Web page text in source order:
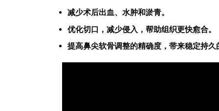
减少术后出血、水肿和淤青。
优化切口，减少侵入，帮助组织更快愈合。
提高鼻尖软骨调整的精确度，带来稳定持久